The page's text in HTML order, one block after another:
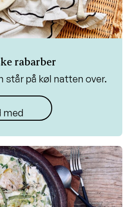
rabarber
står på køl natten over.